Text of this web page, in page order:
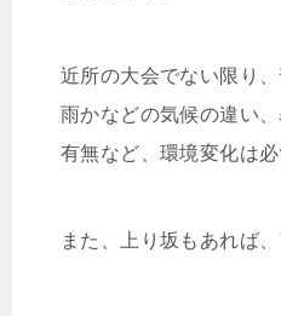
近所の大会でない限り
雨かなどの気候の違い
有無など、環境変化は必
また、上り坂もあれば